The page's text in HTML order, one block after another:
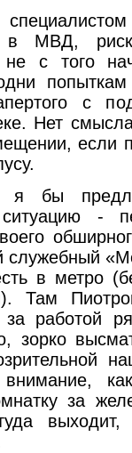
в МВД,
не с того
с
Нет
если
я бы
-
служебный
в метро
Там
за работой
зорко
как
за